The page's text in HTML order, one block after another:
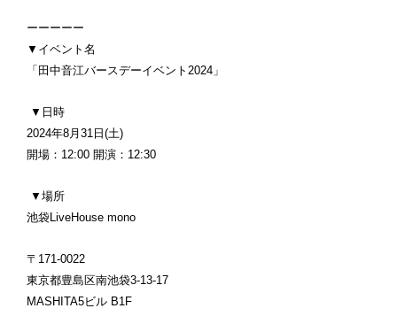
ーーーーー
▼イベント名
「田中音江バースデーイベント2024」
▼日時
2024年8月31日(土)
開場：12:00 開演：12:30
▼場所
池袋LiveHouse mono
〒171-0022
東京都豊島区南池袋3-13-17
MASHITA5ビル B1F